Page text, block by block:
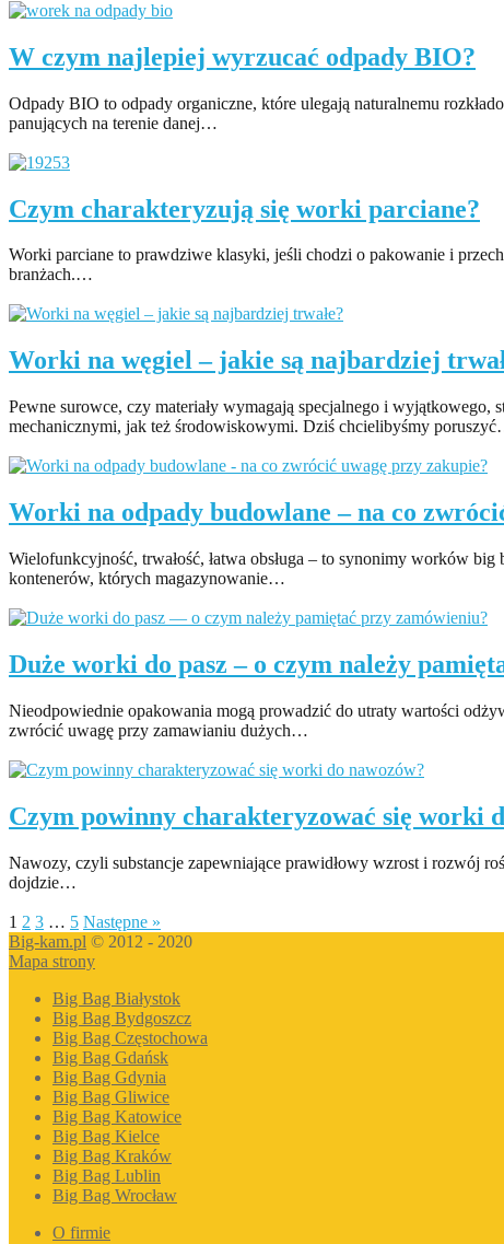
W czym najlepiej wyrzucać odpady BIO?
Odpady BIO to odpady organiczne, które ulegają naturalnemu
panujących na terenie danej…
Czym charakteryzują się worki parciane?
Worki parciane to prawdziwe klasyki, jeśli chodzi o pakowanie i
branżach.…
Worki na węgiel – jakie są najbardziej
Pewne surowce, czy materiały wymagają specjalnego i
mechanicznymi, jak też środowiskowymi. Dziś chcielibyśmy
Worki na odpady budowlane – na co
Wielofunkcyjność, trwałość, łatwa obsługa – to synonimy worków
kontenerów, których magazynowanie…
Duże worki do pasz – o czym należy
Nieodpowiednie opakowania mogą prowadzić do utraty wartości
zwrócić uwagę przy zamawianiu dużych…
Czym powinny charakteryzować się worki
Nawozy, czyli substancje zapewniające prawidłowy wzrost i rozwój
dojdzie…
1 2 3 … 5 Następne »
Big-kam.pl © 2012 - 2020
Mapa strony
Big Bag Białystok
Big Bag Bydgoszcz
Big Bag Częstochowa
Big Bag Gdańsk
Big Bag Gdynia
Big Bag Gliwice
Big Bag Katowice
Big Bag Kielce
Big Bag Kraków
Big Bag Lublin
Big Bag Wrocław
O firmie